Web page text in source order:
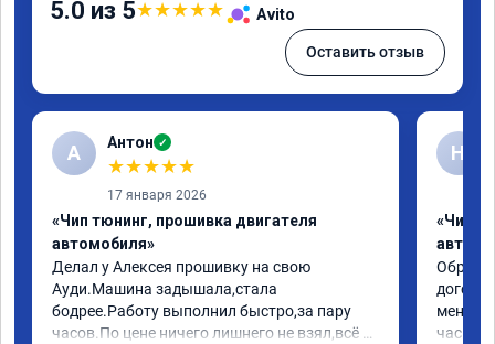
5.0 из 5★★★★★ Avito
Оставить отзыв
А Антон ✓
★★★★★
17 января 2026
«Чип тюнинг, прошивка двигателя
автомобиля»
Делал у Алексея прошивку на свою
Ауди.Машина задышала,стала
бодрее.Работу выполнил быстро,за пару
часов.По цене ничего лишнего не взял,всё
Н
«Чип
меня
час